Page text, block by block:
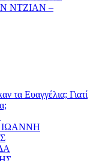
ΝΤΖΙΑΝ –
τα Ευαγγέλια; Γιατί